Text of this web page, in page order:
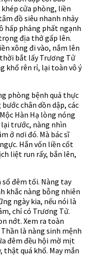
cửa phòng, liền
đồ siêu nhanh nhảy
hấp phảng phất ngạnh
địa thở gấp lên.
xông đi vào, nắm lên
bắt lấy Trương Tử
khổ rên rỉ, lại toàn vô ý
phòng bệnh quả thực
chân dồn dập, các
Hàn Hạ lòng nóng
trước, nàng nhìn
ở nơi đó. Mà bác sĩ
Hắn vốn liền cốt
liệt run rẩy, bắn lên,
sổ đêm tối. Nàng tay
khắc nàng bỗng nhiên
ngày kia, nếu nói là
chỉ có Trương Tử.
nớt. Xem ra toàn
là nàng sinh mệnh
đêm đều hội mờ mịt
quá khổ. May mắn